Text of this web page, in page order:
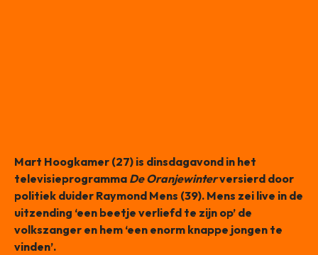
Mart Hoogkamer (27) is dinsdagavond in het
televisieprogramma De Oranjewinterversierd door
politiek duider Raymond Mens (39). Mens zei live in de
uitzending ‘een beetje verliefd te zijn op’ de
volkszanger en hem ‘een enorm knappe jongen te
vinden’.